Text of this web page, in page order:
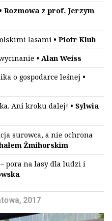
Rozmowa z prof. Jerzym
lasami • Piotr Klub
• Alan Weiss
o gospodarce leśnej •
Ani kroku dalej! • Sylwia
surowca, a nie ochrona
Żmihorskim
pora na lasy dla ludzi i
2017